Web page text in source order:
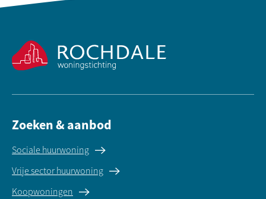
Zoeken & aanbod
Sociale huurwoning
Vrije sector huurwoning
Koopwoningen